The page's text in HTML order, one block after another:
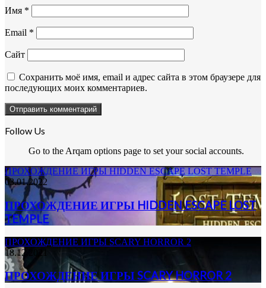
Имя *
Email *
Сайт
Сохранить моё имя, email и адрес сайта в этом браузере для
последующих моих комментариев.
Follow Us
Go to the Arqam options page to set your social accounts.
ПРОХОЖДЕНИЕ ИГРЫ HIDDEN ESCAPE LOST TEMPLE
03.01.2022
ПРОХОЖДЕНИЕ ИГРЫ HIDDEN ESCAPE LOST
TEMPLE
ПРОХОЖДЕНИЕ ИГРЫ SCARY HORROR 2
18.12.2021
ПРОХОЖДЕНИЕ ИГРЫ SCARY HORROR 2